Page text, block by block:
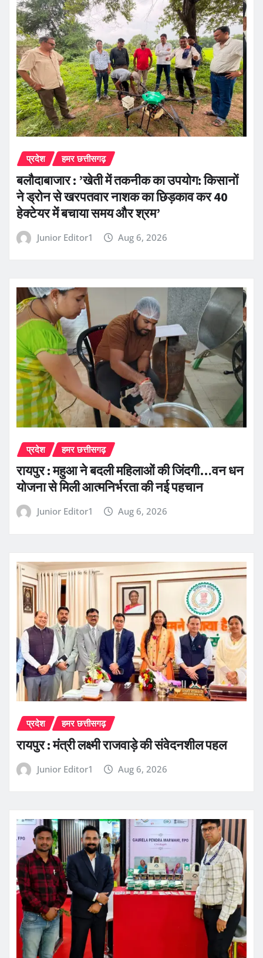
प्रदेश हमर छत्तीसगढ़
बलौदाबाजार : ’खेती में तकनीक का उपयोग: किसानों
ने ड्रोन से खरपतवार नाशक का छिड़काव कर 40
हेक्टेयर में बचाया समय और श्रम’
Junior Editor1 Aug 6, 2026
प्रदेश हमर छत्तीसगढ़
रायपुर : महुआ ने बदली महिलाओं की जिंदगी…वन धन
योजना से मिली आत्मनिर्भरता की नई पहचान
Junior Editor1 Aug 6, 2026
प्रदेश हमर छत्तीसगढ़
रायपुर : मंत्री लक्ष्मी राजवाड़े की संवेदनशील पहल
Junior Editor1 Aug 6, 2026